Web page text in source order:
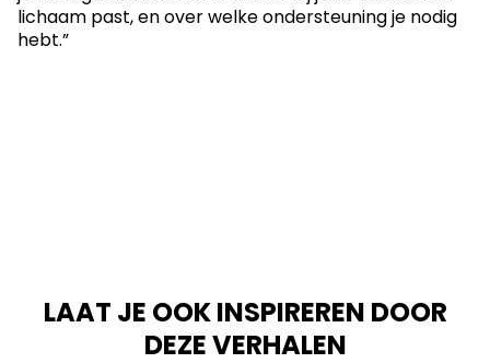
lichaam past, en over welke ondersteuning je nodig
hebt.”
LAAT JE OOK INSPIREREN DOOR
DEZE VERHALEN